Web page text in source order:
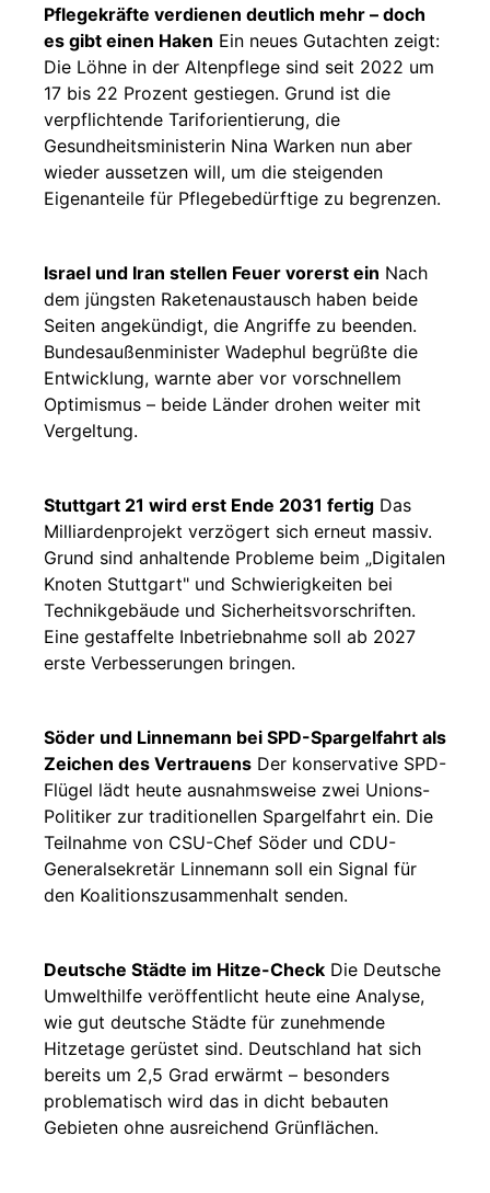
Pflegekräfte verdienen deutlich mehr – doch
es gibt einen Haken Ein neues Gutachten zeigt:
Die Löhne in der Altenpflege sind seit 2022 um
17 bis 22 Prozent gestiegen. Grund ist die
verpflichtende Tariforientierung, die
Gesundheitsministerin Nina Warken nun aber
wieder aussetzen will, um die steigenden
Eigenanteile für Pflegebedürftige zu begrenzen.
Israel und Iran stellen Feuer vorerst ein Nach
dem jüngsten Raketenaustausch haben beide
Seiten angekündigt, die Angriffe zu beenden.
Bundesaußenminister Wadephul begrüßte die
Entwicklung, warnte aber vor vorschnellem
Optimismus – beide Länder drohen weiter mit
Vergeltung.
Stuttgart 21 wird erst Ende 2031 fertig Das
Milliardenprojekt verzögert sich erneut massiv.
Grund sind anhaltende Probleme beim „Digitalen
Knoten Stuttgart" und Schwierigkeiten bei
Technikgebäude und Sicherheitsvorschriften.
Eine gestaffelte Inbetriebnahme soll ab 2027
erste Verbesserungen bringen.
Söder und Linnemann bei SPD-Spargelfahrt als
Zeichen des Vertrauens Der konservative SPD-
Flügel lädt heute ausnahmsweise zwei Unions-
Politiker zur traditionellen Spargelfahrt ein. Die
Teilnahme von CSU-Chef Söder und CDU-
Generalsekretär Linnemann soll ein Signal für
den Koalitionszusammenhalt senden.
Deutsche Städte im Hitze-Check Die Deutsche
Umwelthilfe veröffentlicht heute eine Analyse,
wie gut deutsche Städte für zunehmende
Hitzetage gerüstet sind. Deutschland hat sich
bereits um 2,5 Grad erwärmt – besonders
problematisch wird das in dicht bebauten
Gebieten ohne ausreichend Grünflächen.